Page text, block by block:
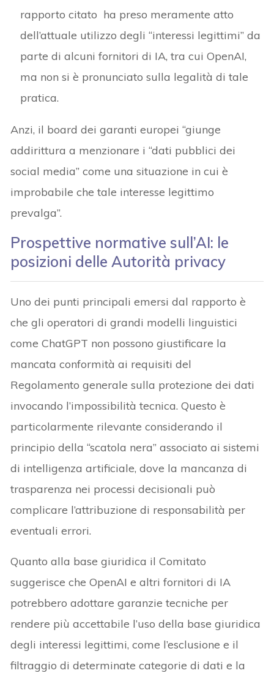
rapporto citato ha preso meramente atto
dell’attuale utilizzo degli “interessi legittimi” da
parte di alcuni fornitori di IA, tra cui OpenAI,
ma non si è pronunciato sulla legalità di tale
pratica.
Anzi, il board dei garanti europei “giunge
addirittura a menzionare i “dati pubblici dei
social media” come una situazione in cui è
improbabile che tale interesse legittimo
prevalga”.
Prospettive normative sull’AI: le
posizioni delle Autorità privacy
Uno dei punti principali emersi dal rapporto è
che gli operatori di grandi modelli linguistici
come ChatGPT non possono giustificare la
mancata conformità ai requisiti del
Regolamento generale sulla protezione dei dati
invocando l’impossibilità tecnica. Questo è
particolarmente rilevante considerando il
principio della “scatola nera” associato ai sistemi
di intelligenza artificiale, dove la mancanza di
trasparenza nei processi decisionali può
complicare l’attribuzione di responsabilità per
eventuali errori.
Quanto alla base giuridica il Comitato
suggerisce che OpenAI e altri fornitori di IA
potrebbero adottare garanzie tecniche per
rendere più accettabile l’uso della base giuridica
degli interessi legittimi, come l’esclusione e il
filtraggio di determinate categorie di dati e la